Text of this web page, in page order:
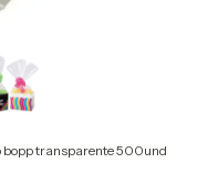
bopp transparente 500und